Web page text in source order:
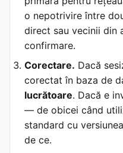
o nepotrivire între
direct sau vecinii din
confirmare.
Corectare. Dacă
corectat în baza de
lucrătoare. Dacă e
— de obicei când
standard cu
de ce.